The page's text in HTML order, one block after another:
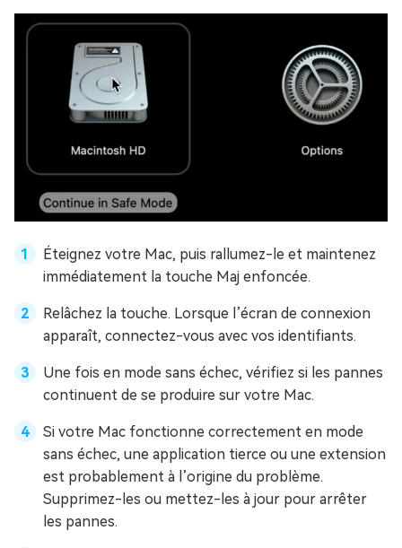
Éteignez votre Mac, puis rallumez-le et maintenez
immédiatement la touche Maj enfoncée.
Relâchez la touche. Lorsque l’écran de connexion
apparaît, connectez-vous avec vos identifiants.
Une fois en mode sans échec, vérifiez si les pannes
continuent de se produire sur votre Mac.
Si votre Mac fonctionne correctement en mode
sans échec, une application tierce ou une extension
est probablement à l’origine du problème.
Supprimez-les ou mettez-les à jour pour arrêter
les pannes.